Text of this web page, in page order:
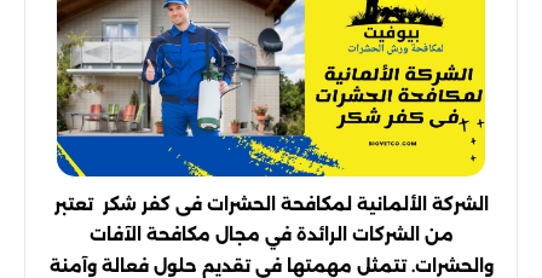
الشركة الألمانية لمكافحة الحشرات فى كفر شكر تعتبر
من الشركات الرائدة في مجال مكافحة الآفات
والحشرات. تتمثل مهمتها في تقديم حلول فعالة وآمنة